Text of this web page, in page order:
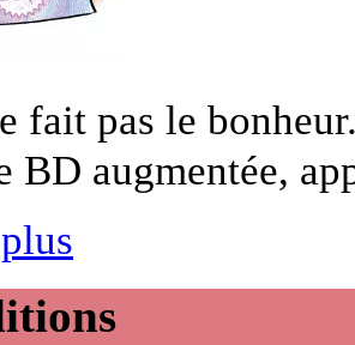
fait pas le
BD augmentée,